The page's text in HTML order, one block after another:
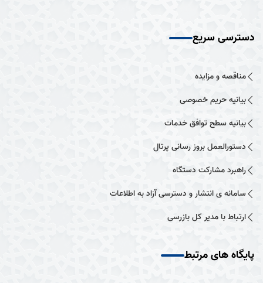
دسترسی سریع
مناقصه و مزایده
بیانیه حریم خصوصی
بیانیه سطح توافق خدمات
دستورالعمل بروز رسانی پرتال
راهبرد مشارکت دستگاه
سامانه ی انتشار و دسترسی آزاد به اطلاعات
ارتباط با مدیر کل بازرسی
پایگاه های مرتبط